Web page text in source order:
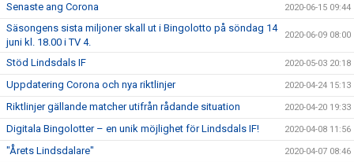
Senaste ang Corona 2020-06-15 09:44
Säsongens sista miljoner skall ut i Bingolotto på söndag 14
juni kl. 18.00 i TV 4.
2020-06-09 08:00
Stöd Lindsdals IF 2020-05-03 20:18
Uppdatering Corona och nya riktlinjer 2020-04-24 15:13
Riktlinjer gällande matcher utifrån rådande situation 2020-04-20 19:33
Digitala Bingolotter – en unik möjlighet för Lindsdals IF! 2020-04-08 11:56
"Årets Lindsdalare" 2020-04-07 08:46